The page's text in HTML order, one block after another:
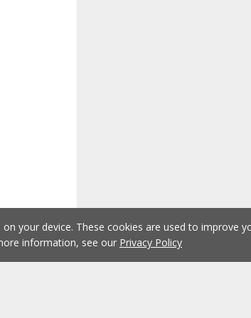
your device. These cookies are used to improve
information, see our Privacy Policy